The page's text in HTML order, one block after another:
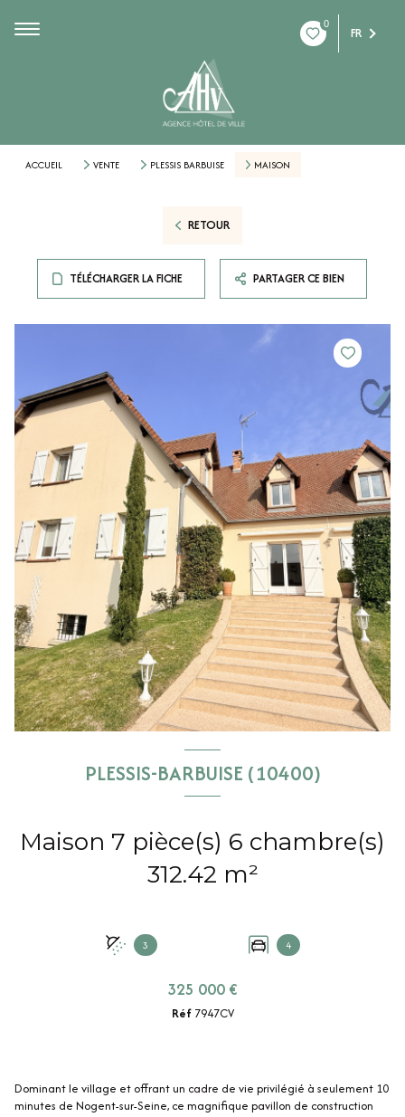
0
FR
ACCUEIL VENTE PLESSIS BARBUISE MAISON
RETOUR
TÉLÉCHARGER LA FICHE PARTAGER CE BIEN
PLESSIS-BARBUISE (10400)
Maison 7 pièce(s) 6 chambre(s)
312.42 m²
3 4
325 000 €
Réf 7947CV
Dominant le village et offrant un cadre de vie privilégié à seulement 10
minutes de Nogent-sur-Seine, ce magnifique pavillon de construction